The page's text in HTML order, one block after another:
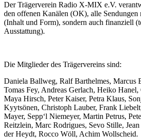
Der Trägerverein Radio X-MIX e.V.
den offenen Kanälen (OK), alle Sendungen
(Inhalt und Form), sondern auch finanziell
Ausstattung).
Die Mitglieder des Trägervereins sind:
Daniela Ballweg, Ralf Barthelmes, Marcus
Tomas Fey, Andreas Gerlach, Heiko
Maya Hirsch, Peter Kaiser, Petra Klaus,
Kyytsönen, Christoph Lauber, Frank
Mayer, Sepp‘l Niemeyer, Martin Petrus,
Reitzlein, Marc Rodrigues, Sevo Stille,
der Heydt, Rocco Wöll, Achim Wollscheid.